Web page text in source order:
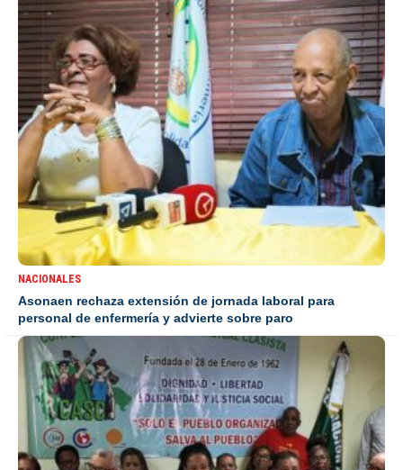
NACIONALES
Asonaen rechaza extensión de jornada laboral para
personal de enfermería y advierte sobre paro